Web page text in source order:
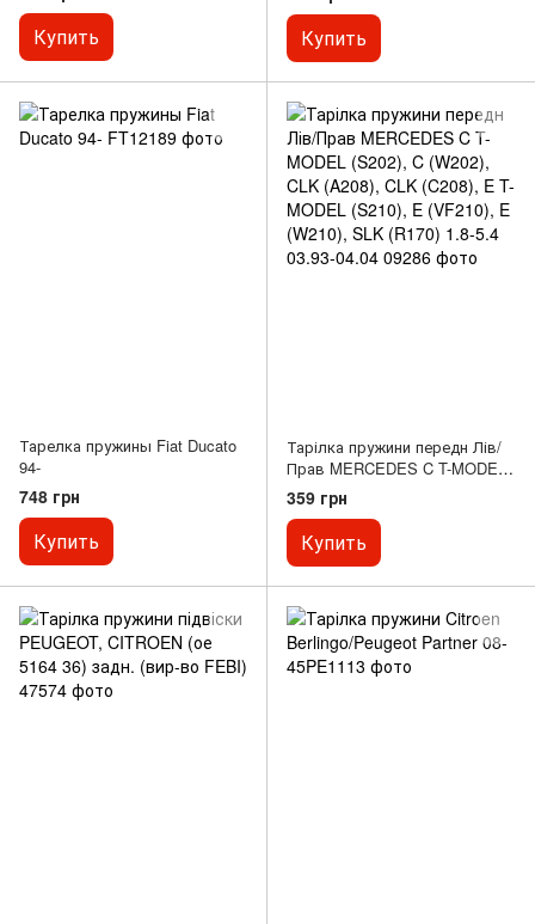
Купить Купить
Тарелка пружины Fiat Ducato
94-
748 грн
Купить
Тарілка пружини передн Лів/
Прав MERCEDES C T-MODEL
(S202), C (W202), CLK (A208),
CLK (C208), E T-MODEL (S210),
E (VF210), E (W210), SLK
(R170) 1.8-5.4 03.93-04.04
359 грн
Купить